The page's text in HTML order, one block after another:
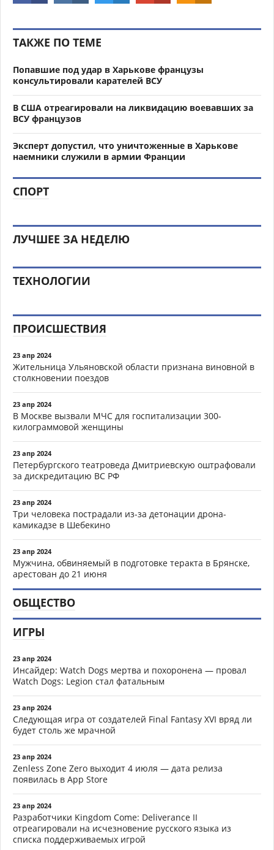
ТАКЖЕ ПО ТЕМЕ
Попавшие под удар в Харькове французы
консультировали карателей ВСУ
В США отреагировали на ликвидацию воевавших за
ВСУ французов
Эксперт допустил, что уничтоженные в Харькове
наемники служили в армии Франции
СПОРТ
ЛУЧШЕЕ ЗА НЕДЕЛЮ
ТЕХНОЛОГИИ
ПРОИСШЕСТВИЯ
23 апр 2024
Жительница Ульяновской области признана виновной в
столкновении поездов
23 апр 2024
В Москве вызвали МЧС для госпитализации 300-
килограммовой женщины
23 апр 2024
Петербургского театроведа Дмитриевскую оштрафовали
за дискредитацию ВС РФ
23 апр 2024
Три человека пострадали из-за детонации дрона-
камикадзе в Шебекино
23 апр 2024
Мужчина, обвиняемый в подготовке теракта в Брянске,
арестован до 21 июня
ОБЩЕСТВО
ИГРЫ
23 апр 2024
Инсайдер: Watch Dogs мертва и похоронена — провал
Watch Dogs: Legion стал фатальным
23 апр 2024
Следующая игра от создателей Final Fantasy XVI вряд ли
будет столь же мрачной
23 апр 2024
Zenless Zone Zero выходит 4 июля — дата релиза
появилась в App Store
23 апр 2024
Разработчики Kingdom Come: Deliverance II
отреагировали на исчезновение русского языка из
списка поддерживаемых игрой